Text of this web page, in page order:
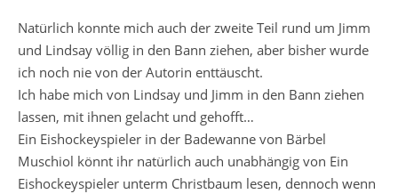
Natürlich konnte mich auch der zweite Teil rund um Jimm
und Lindsay völlig in den Bann ziehen, aber bisher wurde
ich noch nie von der Autorin enttäuscht.
Ich habe mich von Lindsay und Jimm in den Bann ziehen
lassen, mit ihnen gelacht und gehofft…
Ein Eishockeyspieler in der Badewanne von Bärbel
Muschiol könnt ihr natürlich auch unabhängig von Ein
Eishockeyspieler unterm Christbaum lesen, dennoch wenn